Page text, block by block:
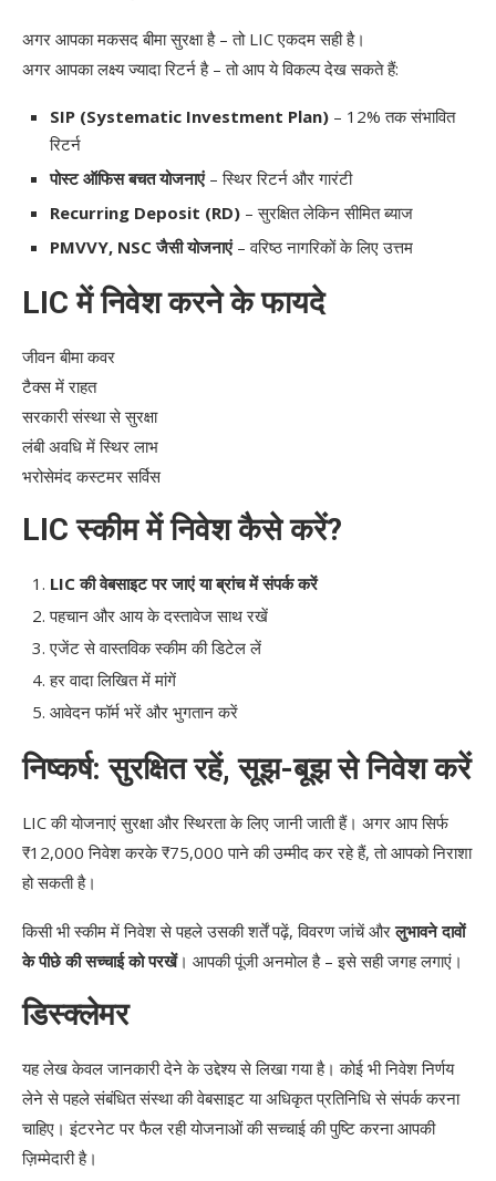
अगर आपका मकसद बीमा सुरक्षा है – तो LIC एकदम सही है।
अगर आपका लक्ष्य ज्यादा रिटर्न है – तो आप ये विकल्प देख सकते हैं:
SIP (Systematic Investment Plan) – 12% तक संभावित
रिटर्न
पोस्ट ऑफिस बचत योजनाएं– स्थिर रिटर्न और गारंटी
Recurring Deposit (RD) – सुरक्षित लेकिन सीमित ब्याज
PMVVY, NSC जैसी योजनाएं– वरिष्ठ नागरिकों के लिए उत्तम
LIC में निवेश करने के फायदे
जीवन बीमा कवर
टैक्स में राहत
सरकारी संस्था से सुरक्षा
लंबी अवधि में स्थिर लाभ
भरोसेमंद कस्टमर सर्विस
LIC स्कीम में निवेश कैसे करें?
LIC की वेबसाइट पर जाएं या ब्रांच में संपर्क करें
पहचान और आय के दस्तावेज साथ रखें
एजेंट से वास्तविक स्कीम की डिटेल लें
हर वादा लिखित में मांगें
आवेदन फॉर्म भरें और भुगतान करें
निष्कर्ष: सुरक्षित रहें, सूझ-बूझ से निवेश करें
LIC की योजनाएं सुरक्षा और स्थिरता के लिए जानी जाती हैं। अगर आप सिर्फ
₹12,000 निवेश करके ₹75,000 पाने की उम्मीद कर रहे हैं, तो आपको निराशा
हो सकती है।
किसी भी स्कीम में निवेश से पहले उसकी शर्तें पढ़ें, विवरण जांचें औरलुभावने दावों
के पीछे की सच्चाई को परखें। आपकी पूंजी अनमोल है – इसे सही जगह लगाएं।
डिस्क्लेमर
यह लेख केवल जानकारी देने के उद्देश्य से लिखा गया है। कोई भी निवेश निर्णय
लेने से पहले संबंधित संस्था की वेबसाइट या अधिकृत प्रतिनिधि से संपर्क करना
चाहिए। इंटरनेट पर फैल रही योजनाओं की सच्चाई की पुष्टि करना आपकी
ज़िम्मेदारी है।